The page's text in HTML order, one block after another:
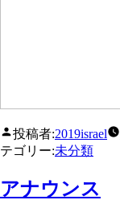
投稿者:2019israel
テゴリー:未分類
アナウンス